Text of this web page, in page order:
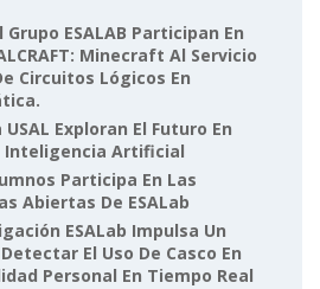
ESALAB Participan En
Minecraft Al Servicio
Circuitos Lógicos En
Exploran El Futuro En
Inteligencia Artificial
Participa En Las
Abiertas De ESALab
ESALab Impulsa Un
El Uso De Casco En
Personal En Tiempo Real